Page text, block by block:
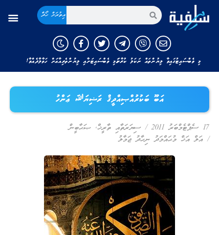
އިތުރަށް ހޯދާ
މި ވެބްސައިޓުގައިވާ ލިޔުންތައް ނަކަލު ކުރާނަމަ މި ވެބްސައިޓަށާއި ލިޔުންތެރިއާއަށް ހަވާލާދެއްވާ!
އަބޫ ބަކުރުއްޞިއްދީޤް ރަޟިޔަﷲ ޢަންހު
17 ސެޕްޓެމްބަރު 2011 / ސިޔަރަތާއި ތާރީޚް, ޞަޙާބީން
/ އަލް އަޚް މުޙައްމަދު ނިހާދު ޖަމާލު